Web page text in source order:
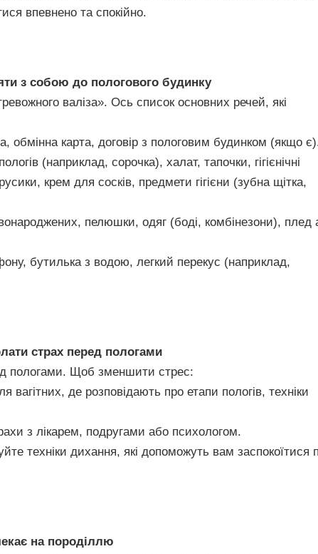
впевнено та спокійно.
з собою до пологового будинку
валіза». Ось список основних речей, які
обмінна карта, договір з пологовим будинком (якщо
(наприклад, сорочка), халат, тапочки, гігієнічні
крем для сосків, предмети гігієни (зубна щітка,
пелюшки, одяг (боді, комбінезони), плед
бутилька з водою, легкий перекус (наприклад,
страх перед пологами
пологами. Щоб зменшити стрес:
вагітних, де розповідають про етапи пологів, техніки
з лікарем, подругами або психологом.
техніки дихання, які допоможуть вам заспокоїтися
на породіллю